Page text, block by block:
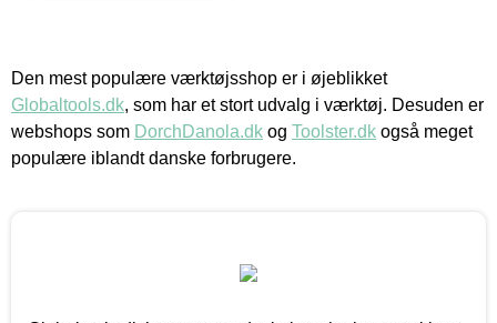
Den mest populære værktøjsshop er i øjeblikket
Globaltools.dk, som har et stort udvalg i værktøj. Desuden er
webshops som DorchDanola.dk og Toolster.dk også meget
populære iblandt danske forbrugere.